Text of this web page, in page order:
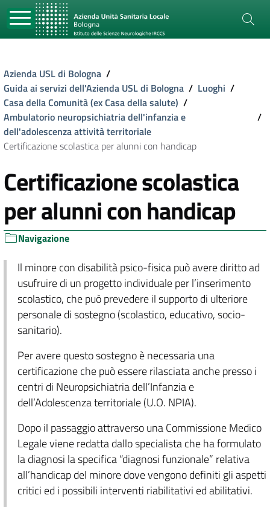
Azienda USL di Bologna /
Guida ai servizi dell'Azienda USL di Bologna / Luoghi /
Casa della Comunità (ex Casa della salute) /
Ambulatorio neuropsichiatria dell'infanzia e
dell'adolescenza attività territoriale
/
Certificazione scolastica per alunni con handicap
Certificazione scolastica
per alunni con handicap
Navigazione
Il minore con disabilità psico-fisica può avere diritto ad
usufruire di un progetto individuale per l’inserimento
scolastico, che può prevedere il supporto di ulteriore
personale di sostegno (scolastico, educativo, socio-
sanitario).
Per avere questo sostegno è necessaria una
certificazione che può essere rilasciata anche presso i
centri di Neuropsichiatria dell’Infanzia e
dell’Adolescenza territoriale (U.O. NPIA).
Dopo il passaggio attraverso una Commissione Medico
Legale viene redatta dallo specialista che ha formulato
la diagnosi la specifica “diagnosi funzionale” relativa
all’handicap del minore dove vengono definiti gli aspetti
critici ed i possibili interventi riabilitativi ed abilitativi.